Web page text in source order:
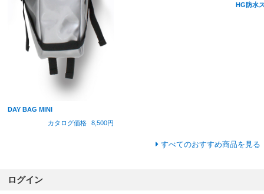
DAY BAG MINI
カタログ価格
8,500円
HG防水
すべてのおすすめ商品を見る
ログイン